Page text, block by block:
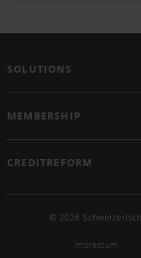
SOLUTIONS
MEMBERSHIP
CREDITREFORM
© 2026
Impressum